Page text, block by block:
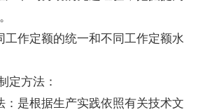
作定额的统一和不同工作定额水
方法：
是根据生产实践依照有关技术文